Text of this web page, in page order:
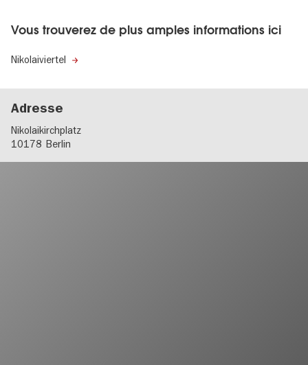
Vous trouverez de plus amples informations ici
Nikolaiviertel
Adresse
Nikolaikirchplatz
10178 Berlin